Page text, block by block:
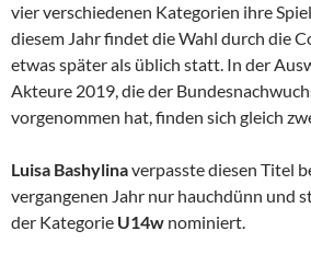
vier verschiedenen Kategorien ihre
diesem Jahr findet die Wahl durch die
etwas später als üblich statt. In der
Akteure 2019, die der
vorgenommen hat, finden sich gleich
Luisa Bashylinaverpasste diesen Titel
vergangenen Jahr nur hauchdünn und
der Kategorie U14w nominiert.